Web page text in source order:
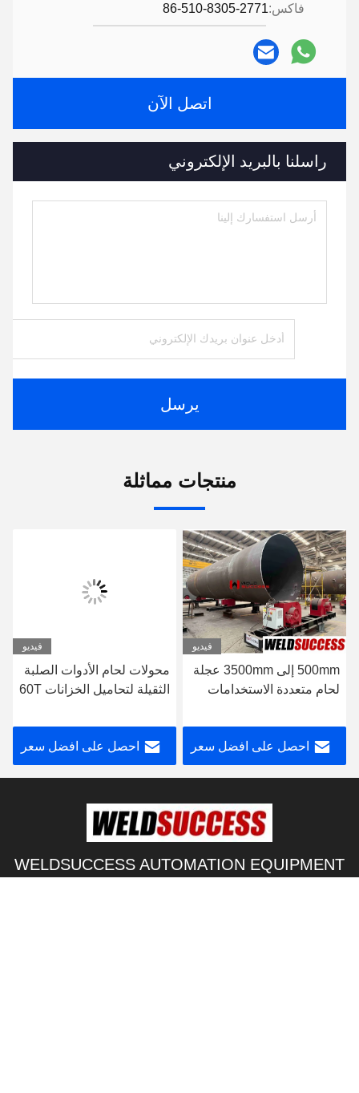
فاكس:86-510-8305-2771
اتصل الآن
راسلنا بالبريد الإلكتروني
يرسل
منتجات مماثلة
فيديو
500mm إلى 3500mm عجلة
لحام متعددة الاستخدامات
احصل على افضل سعر
فيديو
محولات لحام الأدوات الصلبة
الثقيلة لتحاميل الخزانات 60T
احصل على افضل سعر
WELDSUCCESS AUTOMATION EQUIPMENT